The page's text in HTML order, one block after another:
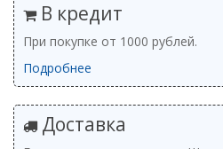
В кредит
При покупке от 1000 рублей.
Подробнее
Доставка